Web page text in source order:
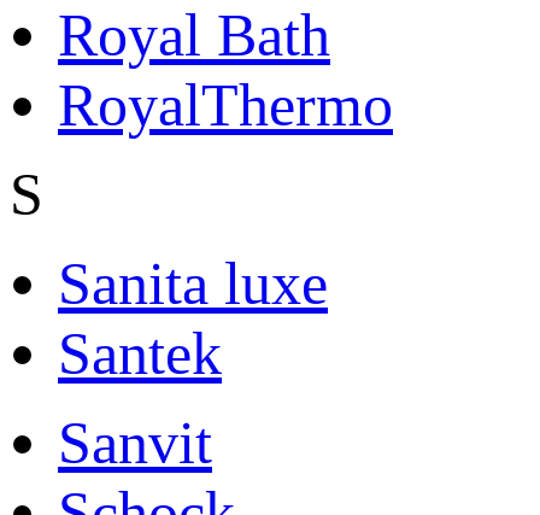
Royal Bath
RoyalThermo
S
Sanita luxe
Santek
Sanvit